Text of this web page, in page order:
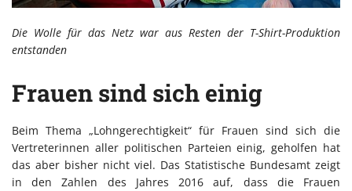
Die Wolle für das Netz war aus Resten der T-Shirt-Produktion
entstanden
Frauen sind sich einig
Beim Thema „Lohngerechtigkeit“ für Frauen sind sich die
Vertreterinnen aller politischen Parteien einig, geholfen hat
das aber bisher nicht viel. Das Statistische Bundesamt zeigt
in den Zahlen des Jahres 2016 auf, dass die Frauen